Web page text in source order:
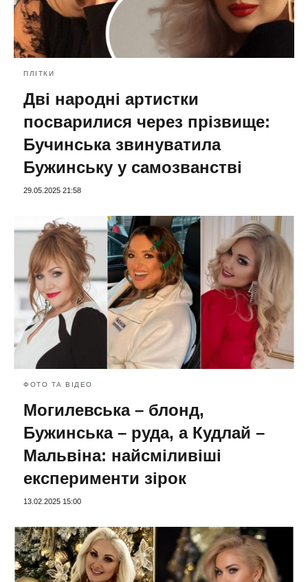
ПЛІТКИ
Дві народні артистки
посварилися через прізвище:
Бучинська звинуватила
Бужинську у самозванстві
29.05.2025 21:58
ФОТО ТА ВІДЕО
Могилевська – блонд,
Бужинська – руда, а Кудлай –
Мальвіна: найсміливіші
експерименти зірок
13.02.2025 15:00